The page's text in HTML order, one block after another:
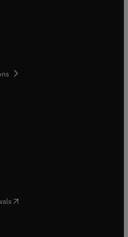
tab/window
in new tab/window
in new tab/window
tab/window
in new tab/window
in new tab/window
( opens in new tab/window
in new tab/window
in new tab/window